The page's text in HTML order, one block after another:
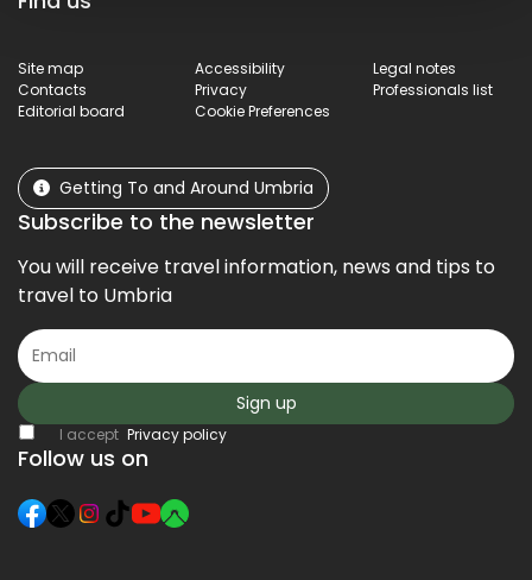
Site map Accessibility
Legal notes
Contacts
Privacy
Professionals list
Editorial board
Cookie Preferences
Getting To and Around Umbria
Subscribe to the newsletter
You will receive travel information, news and tips to
travel to Umbria
Sign up
I accept Privacy policy
Follow us on